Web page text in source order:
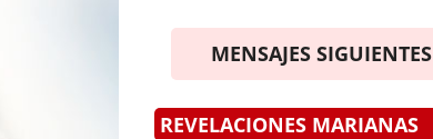
MENSAJES SIGUIENTES
REVELACIONES MARIANAS